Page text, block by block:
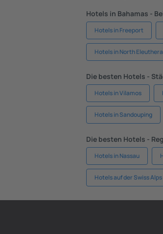
Hotels in Bahamas -
Hotels in Freeport
Hotels in North Eleuthera
Die besten Hotels -
Hotels in Vilamos
Hotels in Sandouping
Die besten Hotels -
Hotels in Nassau
Hotels auf der Swiss Alps